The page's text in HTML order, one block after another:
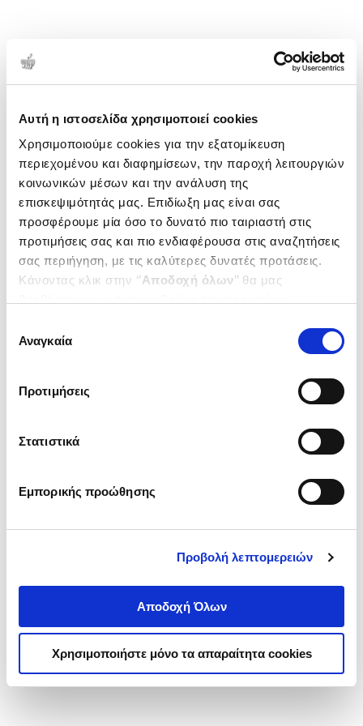
Αυτή η ιστοσελίδα χρησιμοποιεί cookies
Χρησιμοποιούμε cookies για την εξατομίκευση
περιεχομένου και διαφημίσεων, την παροχή λειτουργιών
κοινωνικών μέσων και την ανάλυση της
επισκεψιμότητάς μας. Επιδίωξη μας είναι σας
προσφέρουμε μία όσο το δυνατό πιο ταιριαστή στις
προτιμήσεις σας και πιο ενδιαφέρουσα στις αναζητήσεις
σας περιήγηση, με τις καλύτερες δυνατές προτάσεις.
Κάνοντας κλικ στην ‘’Αποδοχή όλων’’ θα μας
ενδιαφέρουν και να επιλέξετε από τα παρακάτω με την
΄΄και να ενημερωθείτε σχετικά με
συγκατάθεσης
Αναγκαία
Προτιμήσεις
Στατιστικά
Εμπορικής προώθησης
Προβολή λεπτομερειών
Αποδοχή Όλων
Χρησιμοποιήστε μόνο τα απαραίτητα cookies